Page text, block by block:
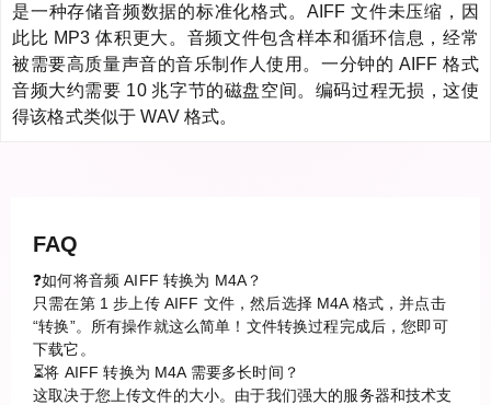
是一种存储音频数据的标准化格式。AIFF 文件未压缩，因
此比 MP3 体积更大。音频文件包含样本和循环信息，经常
被需要高质量声音的音乐制作人使用。一分钟的 AIFF 格式
音频大约需要 10 兆字节的磁盘空间。编码过程无损，这使
得该格式类似于 WAV 格式。
FAQ
❓如何将音频 AIFF 转换为 M4A？
只需在第 1 步上传 AIFF 文件，然后选择 M4A 格式，并点击
“转换”。所有操作就这么简单！文件转换过程完成后，您即可
下载它。
⏳将 AIFF 转换为 M4A 需要多长时间？
这取决于您上传文件的大小。由于我们强大的服务器和技术支